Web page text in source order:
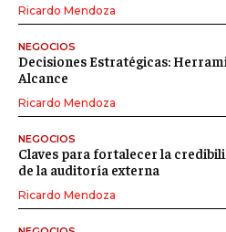
Ricardo Mendoza
NEGOCIOS
Decisiones Estratégicas:
Alcance
Ricardo Mendoza
NEGOCIOS
Claves para fortalecer la
de la auditoría externa
Ricardo Mendoza